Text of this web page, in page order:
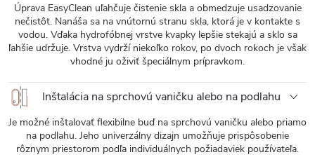
Úprava EasyClean uľahčuje čistenie skla a obmedzuje usadzovanie
nečistôt. Nanáša sa na vnútornú stranu skla, ktorá je v kontakte s
vodou. Vďaka hydrofóbnej vrstve kvapky lepšie stekajú a sklo sa
ľahšie udržuje. Vrstva vydrží niekoľko rokov, po dvoch rokoch je však
vhodné ju oživiť špeciálnym prípravkom.
Inštalácia na sprchovú vaničku alebo na podlahu
Je možné inštalovať flexibilne buď na sprchovú vaničku alebo priamo
na podlahu. Jeho univerzálny dizajn umožňuje prispôsobenie
rôznym priestorom podľa individuálnych požiadaviek používateľa.